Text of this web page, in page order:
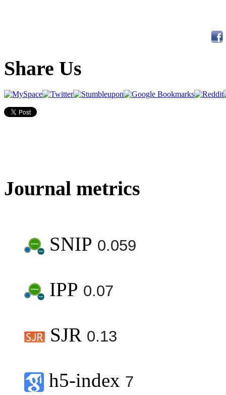
Share Us
Journal metrics
SNIP 0.059
IPP 0.07
SJR 0.13
h5-index 7